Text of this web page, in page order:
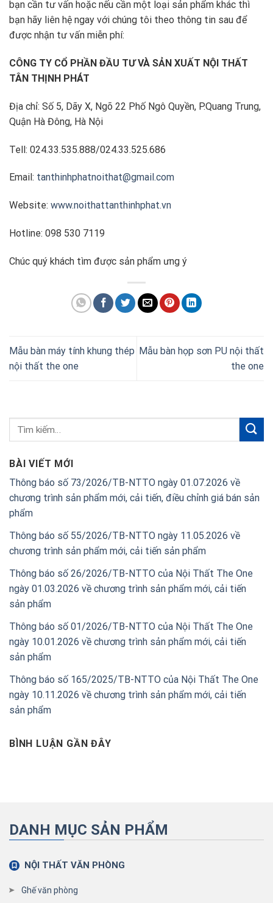
bạn cần tư vấn hoặc nếu cần một loại sản phẩm khác thì
bạn hãy liên hệ ngay với chúng tôi theo thông tin sau để
được nhận tư vấn miễn phí:
CÔNG TY CỔ PHẦN ĐẦU TƯ VÀ SẢN XUẤT NỘI THẤT
TÂN THỊNH PHÁT
Địa chỉ: Số 5, Dãy X, Ngõ 22 Phố Ngô Quyền, P.Quang Trung,
Quận Hà Đông, Hà Nội
Tell: 024.33.535.888/024.33.525.686
Email: tanthinhphatnoithat@gmail.com
Website: www.noithattanthinhphat.vn
Hotline: 098 530 7119
Chúc quý khách tìm được sản phẩm ưng ý
Mẫu bàn máy tính khung thép
nội thất the one
Mẫu bàn họp sơn PU nội thất
the one
BÀI VIẾT MỚI
Thông báo số 73/2026/TB-NTTO ngày 01.07.2026 về
chương trình sản phẩm mới, cải tiến, điều chỉnh giá bán sản
phẩm
Thông báo số 55/2026/TB-NTTO ngày 11.05.2026 về
chương trình sản phẩm mới, cải tiến sản phẩm
Thông báo số 26/2026/TB-NTTO của Nội Thất The One
ngày 01.03.2026 về chương trình sản phẩm mới, cải tiến
sản phẩm
Thông báo số 01/2026/TB-NTTO của Nội Thất The One
ngày 10.01.2026 về chương trình sản phẩm mới, cải tiến
sản phẩm
Thông báo số 165/2025/TB-NTTO của Nội Thất The One
ngày 10.11.2026 về chương trình sản phẩm mới, cải tiến
sản phẩm
BÌNH LUẬN GẦN ĐÂY
DANH MỤC SẢN PHẨM
NỘI THẤT VĂN PHÒNG
Ghế văn phòng